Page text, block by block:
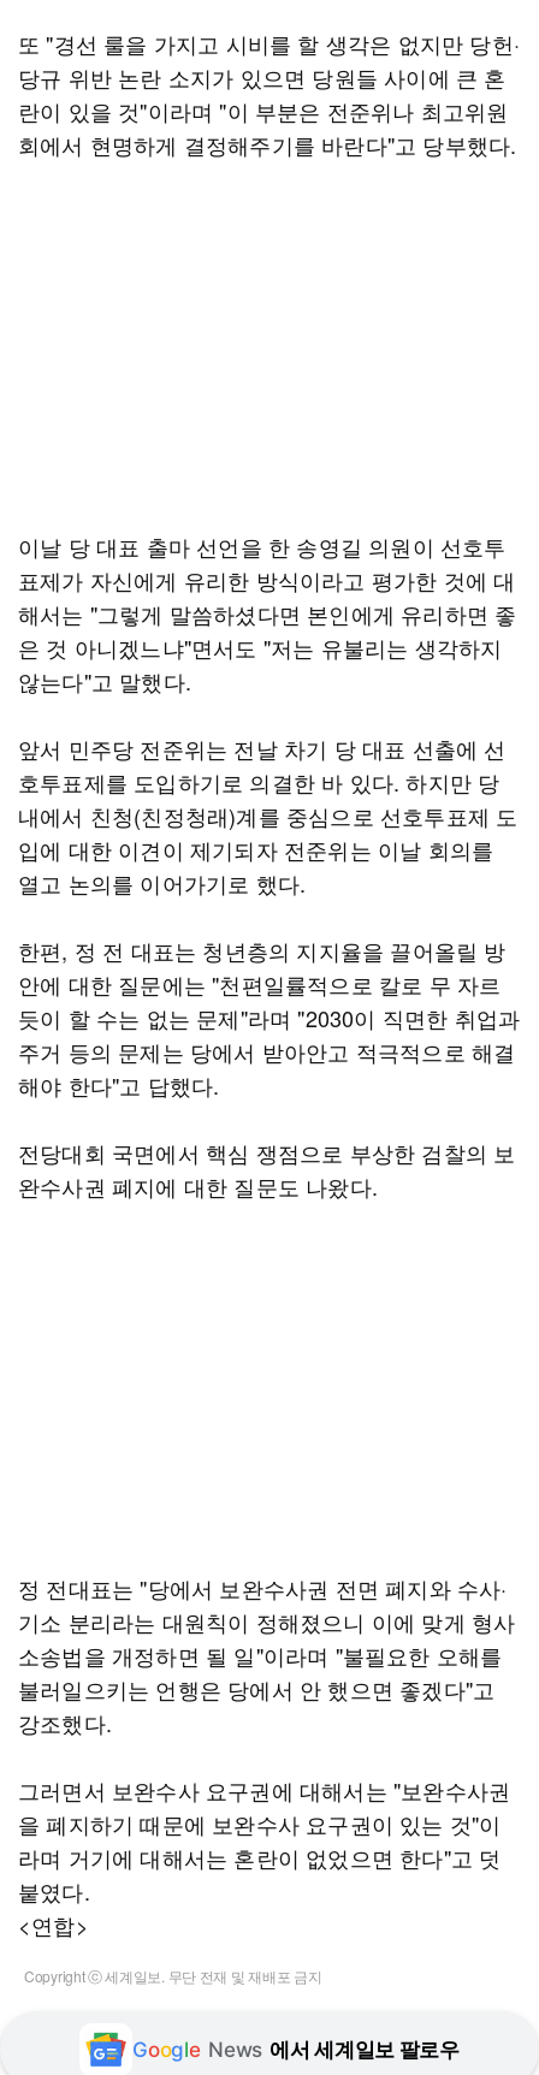
또 "경선 룰을 가지고 시비를 할 생각은 없지만 당헌·
당규 위반 논란 소지가 있으면 당원들 사이에 큰 혼
란이 있을 것"이라며 "이 부분은 전준위나 최고위원
회에서 현명하게 결정해주기를 바란다"고 당부했다.
이날 당 대표 출마 선언을 한 송영길 의원이 선호투
표제가 자신에게 유리한 방식이라고 평가한 것에 대
해서는 "그렇게 말씀하셨다면 본인에게 유리하면 좋
은 것 아니겠느냐"면서도 "저는 유불리는 생각하지
않는다"고 말했다.
앞서 민주당 전준위는 전날 차기 당 대표 선출에 선
호투표제를 도입하기로 의결한 바 있다. 하지만 당
내에서 친청(친정청래)계를 중심으로 선호투표제 도
입에 대한 이견이 제기되자 전준위는 이날 회의를
열고 논의를 이어가기로 했다.
한편, 정 전 대표는 청년층의 지지율을 끌어올릴 방
안에 대한 질문에는 "천편일률적으로 칼로 무 자르
듯이 할 수는 없는 문제"라며 "2030이 직면한 취업과
주거 등의 문제는 당에서 받아안고 적극적으로 해결
해야 한다"고 답했다.
전당대회 국면에서 핵심 쟁점으로 부상한 검찰의 보
완수사권 폐지에 대한 질문도 나왔다.
정 전대표는 "당에서 보완수사권 전면 폐지와 수사·
기소 분리라는 대원칙이 정해졌으니 이에 맞게 형사
소송법을 개정하면 될 일"이라며 "불필요한 오해를
불러일으키는 언행은 당에서 안 했으면 좋겠다"고
강조했다.
그러면서 보완수사 요구권에 대해서는 "보완수사권
을 폐지하기 때문에 보완수사 요구권이 있는 것"이
라며 거기에 대해서는 혼란이 없었으면 한다"고 덧
붙였다.
<연합>
Copyright ⓒ 세계일보. 무단 전재 및 재배포 금지
Google News 에서 세계일보 팔로우